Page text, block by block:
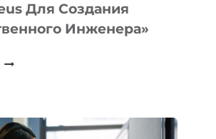
Для Создания
Инженера»
ДЖЕФФ